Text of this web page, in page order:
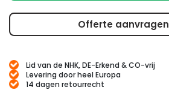
Offerte aanvragen
Lid van de NHK, DE-Erkend & CO-vrij
Levering door heel Europa
14 dagen retourrecht